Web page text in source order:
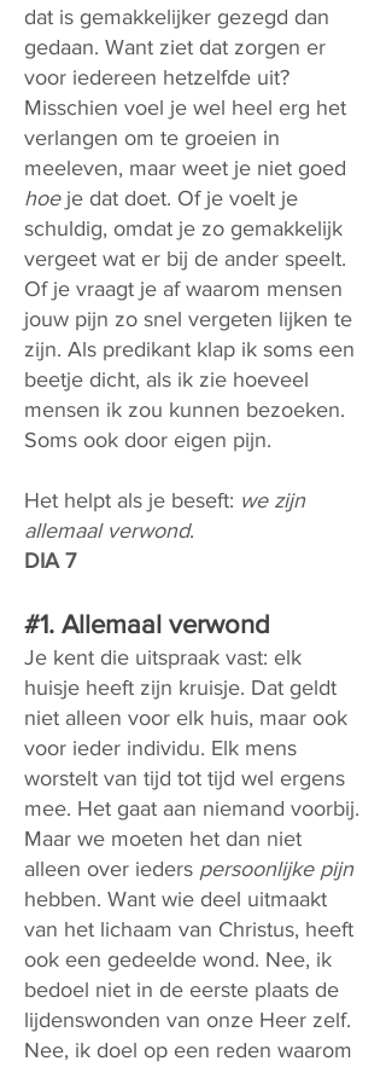
dat is gemakkelijker gezegd dan
gedaan. Want ziet dat zorgen er
voor iedereen hetzelfde uit?
Misschien voel je wel heel erg het
verlangen om te groeien in
meeleven, maar weet je niet goed
hoeje dat doet. Of je voelt je
schuldig, omdat je zo gemakkelijk
vergeet wat er bij de ander speelt.
Of je vraagt je af waarom mensen
jouw pijn zo snel vergeten lijken te
zijn. Als predikant klap ik soms een
beetje dicht, als ik zie hoeveel
mensen ik zou kunnen bezoeken.
Soms ook door eigen pijn.
Het helpt als je beseft: we zijn
allemaal verwond.
DIA 7
#1. Allemaal verwond
Je kent die uitspraak vast: elk
huisje heeft zijn kruisje. Dat geldt
niet alleen voor elk huis, maar ook
voor ieder individu. Elk mens
worstelt van tijd tot tijd wel ergens
mee. Het gaat aan niemand voorbij.
Maar we moeten het dan niet
alleen over ieders persoonlijke pijn
hebben. Want wie deel uitmaakt
van het lichaam van Christus, heeft
ook een gedeelde wond. Nee, ik
bedoel niet in de eerste plaats de
lijdenswonden van onze Heer zelf.
Nee, ik doel op een reden waarom